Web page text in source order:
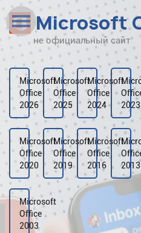
Наверх
Рейтинг
Видео
Галерея
Microsoft
не официальный сайт
Microsoft
Office
2026
Microsoft
Office
2025
Microsoft
Office
2024
2023
Microsoft
Office
2020
Microsoft
Office
2019
Microsoft
Office
2016
2013
Microsoft
Office
2003